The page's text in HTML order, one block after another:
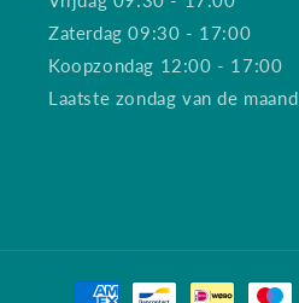
Zaterdag 09:30 - 17:00
Koopzondag 12:00 - 17:00
Laatste zondag van de maand
Betaalmethoden